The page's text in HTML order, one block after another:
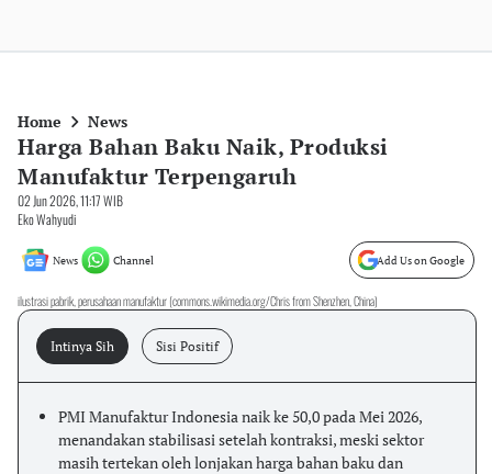
Home News
Harga Bahan Baku Naik, Produksi
Manufaktur Terpengaruh
02 Jun 2026, 11:17 WIB
Eko Wahyudi
News Channel Add Us on Google
ilustrasi pabrik, perusahaan manufaktur (commons.wikimedia.org/Chris from Shenzhen, China)
Intinya Sih Sisi Positif
PMI Manufaktur Indonesia naik ke 50,0 pada Mei 2026,
menandakan stabilisasi setelah kontraksi, meski sektor
masih tertekan oleh lonjakan harga bahan baku dan